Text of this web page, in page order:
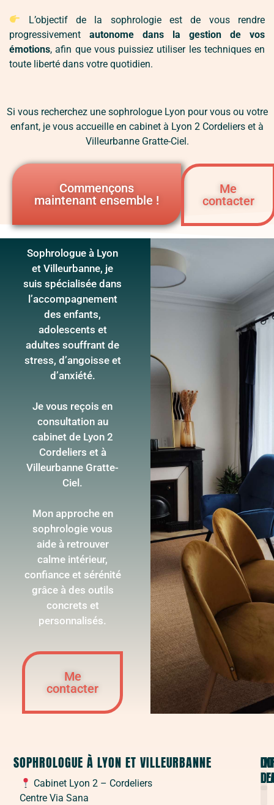
L’objectif de la sophrologie est de vous rendre
progressivement autonome dans la gestion de vos
émotions, afin que vous puissiez utiliser les techniques en
toute liberté dans votre quotidien.
Si vous recherchez une sophrologue Lyon pour vous ou votre
enfant, je vous accueille en cabinet à Lyon 2 Cordeliers et à
Villeurbanne Gratte-Ciel.
Commençons
maintenant ensemble !
Me
contacter
Sophrologue à Lyon
et Villeurbanne, je
suis spécialisée dans
l’accompagnement
des enfants,
adolescents et
adultes souffrant de
stress, d’angoisse et
d’anxiété.
Je vous reçois en
consultation au
cabinet de Lyon 2
Cordeliers et à
Villeurbanne Gratte-
Ciel.
Mon approche en
sophrologie vous
aide à retrouver
calme intérieur,
confiance et sérénité
grâce à des outils
concrets et
personnalisés.
Me
contacter
SOPHROLOGUE À LYON ET VILLEURBANNE
Cabinet Lyon 2 – Cordeliers
Centre Via Sana